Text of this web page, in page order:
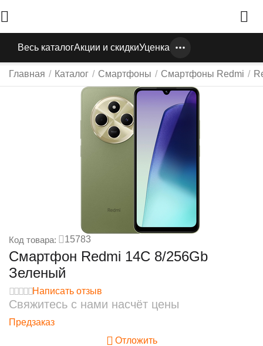
Весь каталогАкции и скидкиУценка
Главная / Каталог / Смартфоны / Смартфоны Redmi /
Код товара: 15783
Смартфон Redmi 14C 8/256Gb
Зеленый
Написать отзыв
Свяжитесь с нами насчёт цены
Предзаказ
Отложить